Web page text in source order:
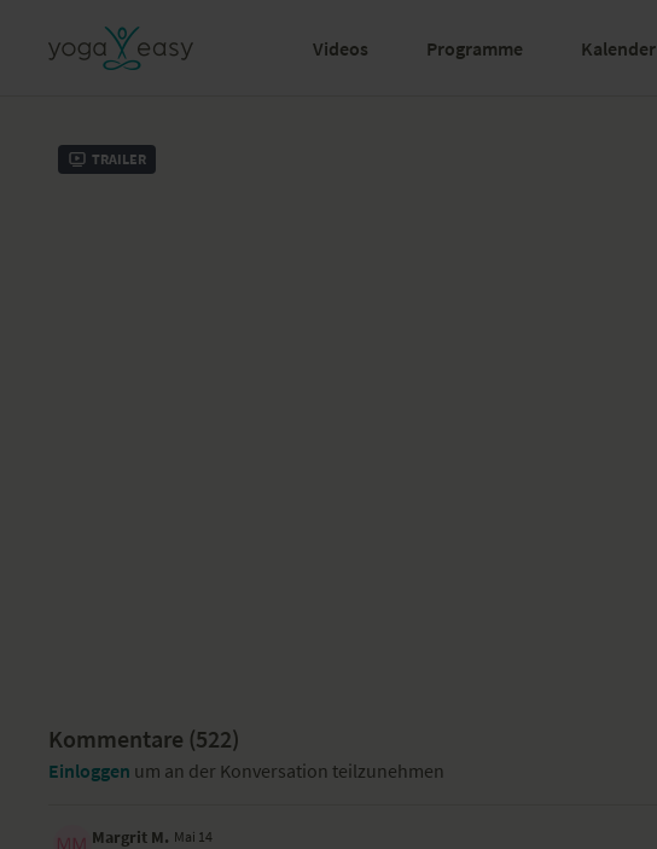
Videos Programme Kalender
Trailer
Kommentare (522)
Einloggen um an der Konversation teilzunehmen
Margrit M. Mai 14